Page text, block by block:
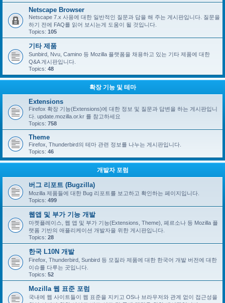
Netscape Browser
Netscape 7.x 사용에 대한 일반적인 질문과 답을 해 주는 게시판입니다. 질문을
하기 전에 FAQ를 읽어 보시는게 도움이 될 것입니다.
Topics: 105
기타 제품
Sunbird, Nvu, Camino 등 Mozilla 플랫폼을 채용하고 있는 기타 제품에 대한
Q&A 게시판입니다.
Topics: 48
확장 기능 및 테마
Extensions
Firefox 확장 기능(Extensions)에 대한 정보 및 질문과 답변을 하는 게시판입니
다. update.mozilla.or.kr 를 참고하세요
Topics: 758
Theme
Firefox, Thunderbird의 테마 관련 정보를 나누는 게시판입니다.
Topics: 46
개발자 포럼
버그 리포트 (Bugzilla)
Mozilla 제품들에 대한 Bug 리포트를 보고하고 확인하는 페이지입니다.
Topics: 499
웹앱 및 부가 기능 개발
마켓플레이스, 웹 앱 및 부가 기능(Extensions, Theme), 페르소나 등 Mozilla 플
랫폼 기반의 애플리케이션 개발자을 위한 게시판입니다.
Topics: 28
한국 L10N 개발
Firefox, Thunderbird, Sunbird 등 모질라 제품에 대한 한국어 개발 버전에 대한
이슈를 다루는 곳입니다.
Topics: 52
Mozilla 웹 표준 포럼
국내에 웹 사이트들이 웹 표준을 지키고 OS나 브라우저와 관계 없이 접근성을